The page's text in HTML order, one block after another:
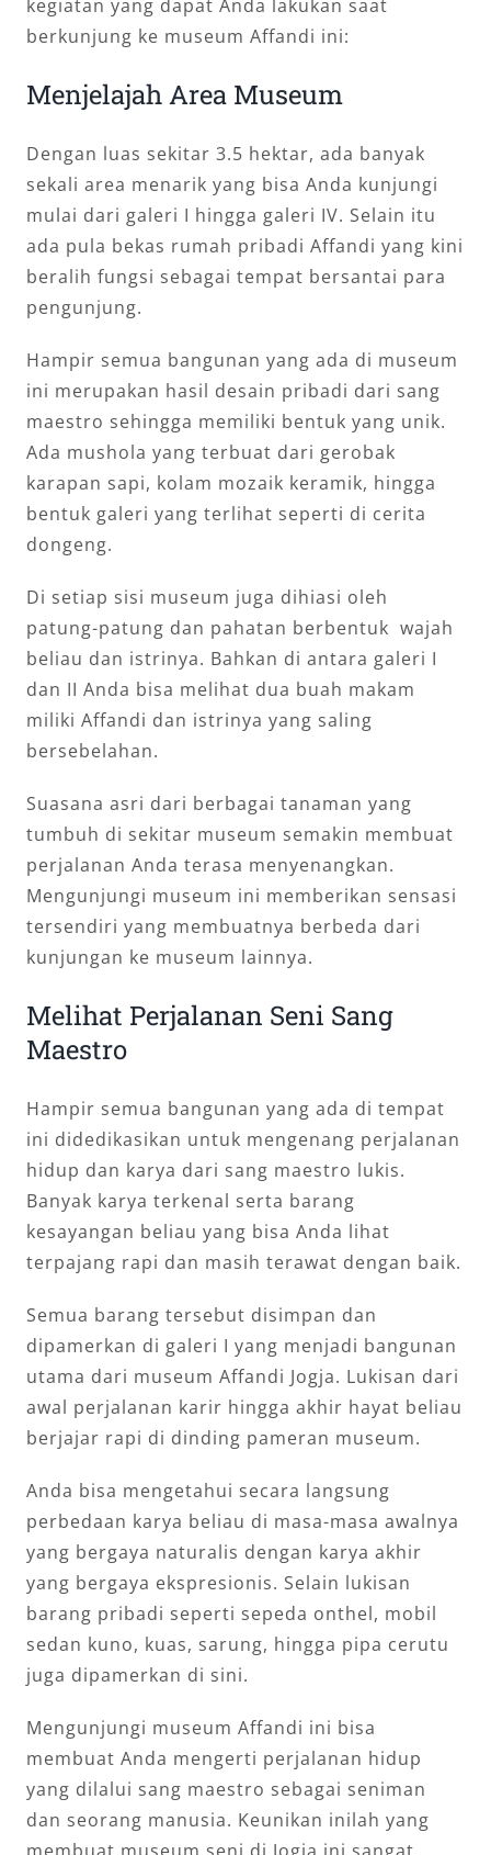
kegiatan yang dapat Anda lakukan saat
berkunjung ke museum Affandi ini:
Menjelajah Area Museum
Dengan luas sekitar 3.5 hektar, ada banyak
sekali area menarik yang bisa Anda kunjungi
mulai dari galeri I hingga galeri IV. Selain itu
ada pula bekas rumah pribadi Affandi yang kini
beralih fungsi sebagai tempat bersantai para
pengunjung.
Hampir semua bangunan yang ada di museum
ini merupakan hasil desain pribadi dari sang
maestro sehingga memiliki bentuk yang unik.
Ada mushola yang terbuat dari gerobak
karapan sapi, kolam mozaik keramik, hingga
bentuk galeri yang terlihat seperti di cerita
dongeng.
Di setiap sisi museum juga dihiasi oleh
patung-patung dan pahatan berbentuk wajah
beliau dan istrinya. Bahkan di antara galeri I
dan II Anda bisa melihat dua buah makam
miliki Affandi dan istrinya yang saling
bersebelahan.
Suasana asri dari berbagai tanaman yang
tumbuh di sekitar museum semakin membuat
perjalanan Anda terasa menyenangkan.
Mengunjungi museum ini memberikan sensasi
tersendiri yang membuatnya berbeda dari
kunjungan ke museum lainnya.
Melihat Perjalanan Seni Sang
Maestro
Hampir semua bangunan yang ada di tempat
ini didedikasikan untuk mengenang perjalanan
hidup dan karya dari sang maestro lukis.
Banyak karya terkenal serta barang
kesayangan beliau yang bisa Anda lihat
terpajang rapi dan masih terawat dengan baik.
Semua barang tersebut disimpan dan
dipamerkan di galeri I yang menjadi bangunan
utama dari museum Affandi Jogja. Lukisan dari
awal perjalanan karir hingga akhir hayat beliau
berjajar rapi di dinding pameran museum.
Anda bisa mengetahui secara langsung
perbedaan karya beliau di masa-masa awalnya
yang bergaya naturalis dengan karya akhir
yang bergaya ekspresionis. Selain lukisan
barang pribadi seperti sepeda onthel, mobil
sedan kuno, kuas, sarung, hingga pipa cerutu
juga dipamerkan di sini.
Mengunjungi museum Affandi ini bisa
membuat Anda mengerti perjalanan hidup
yang dilalui sang maestro sebagai seniman
dan seorang manusia. Keunikan inilah yang